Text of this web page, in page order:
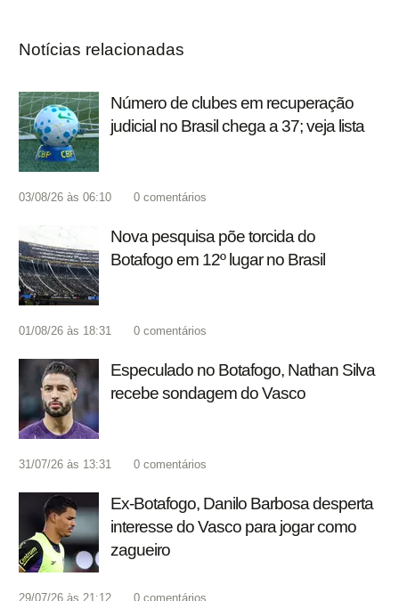
Notícias relacionadas
Número de clubes em recuperação
judicial no Brasil chega a 37; veja lista
03/08/26 às 06:10 0 comentários
Nova pesquisa põe torcida do
Botafogo em 12º lugar no Brasil
01/08/26 às 18:31 0 comentários
Especulado no Botafogo, Nathan Silva
recebe sondagem do Vasco
31/07/26 às 13:31 0 comentários
Ex-Botafogo, Danilo Barbosa desperta
interesse do Vasco para jogar como
zagueiro
29/07/26 às 21:12 0 comentários